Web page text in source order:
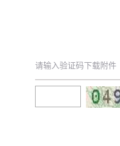
请输入验证码下载附件